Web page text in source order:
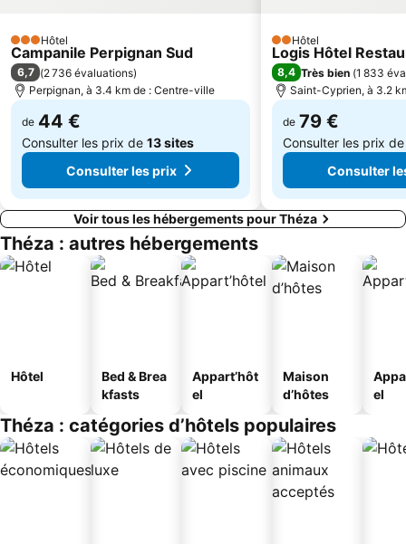
Plage Centrale de Sainte Marie la Mer
Cap de Creus
Plage du Port
Cala Montjoi
3 Étoiles
Hôtel
Campanile Perpignan Sud
6,7 (2 736 évaluations)
Perpignan, à 3.4 km de : Centre-ville
de 44 €
Consulter les prix de 13 sites
Consulter les prix
2 Étoiles
Hôtel
Logis Hôtel
8,4 Très bien (1 833
Saint-Cyprien, à 3.2
de 79 €
Consulter les prix
Consulter
Voir tous les hébergements pour Théza
Théza : autres hébergements
Hôtel
Bed & Brea
kfasts
Appart’hôt
el
Maison
d’hôtes
el
Théza : catégories d’hôtels populaires